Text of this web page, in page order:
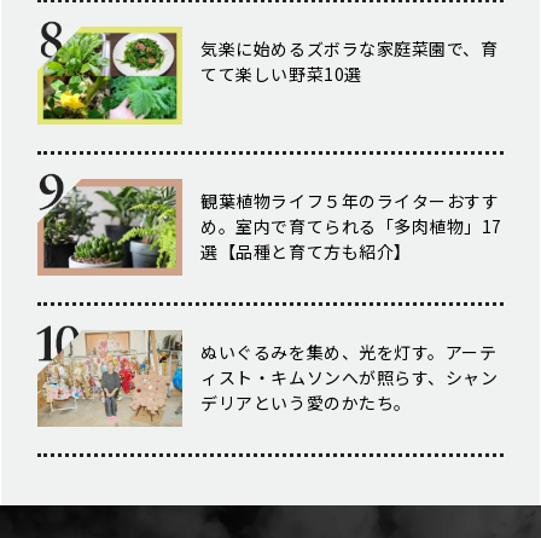
気楽に始めるズボラな家庭菜園で、育
てて楽しい野菜10選
観葉植物ライフ５年のライターおすす
め。室内で育てられる「多肉植物」17
選【品種と育て方も紹介】
ぬいぐるみを集め、光を灯す。アーテ
ィスト・キムソンへが照らす、シャン
デリアという愛のかたち。